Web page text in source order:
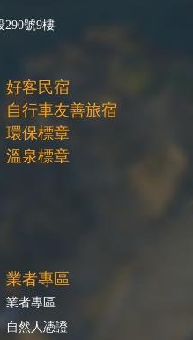
290號9樓
好客民宿
自行車友善旅宿
環保標章
溫泉標章
業者專區
業者專區
自然人憑證